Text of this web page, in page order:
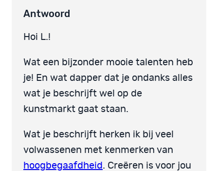
Antwoord
Hoi L.!
Wat een bijzonder mooie talenten heb
je! En wat dapper dat je ondanks alles
wat je beschrijft wel op de
kunstmarkt gaat staan.
Wat je beschrijft herken ik bij veel
volwassenen met kenmerken van
hoogbegaafdheid . Creëren is voor jou